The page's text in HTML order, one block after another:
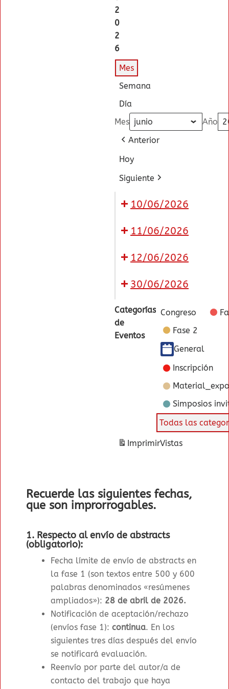
2
0
2
6
Mes
Semana
Día
Mes
Año
Anterior
Hoy
Siguiente
10/06/2026
11/06/2026
12/06/2026
30/06/2026
Categorías
de
Eventos
Congreso
Fase 2
General
Inscripción
Simposios
Todas las
ImprimirVistas
Recuerde las siguientes fechas,
que son improrrogables.
1. Respecto al envío de abstracts
(obligatorio):
Fecha límite de envío de abstracts en
la fase 1 (son textos entre 500 y 600
palabras denominados «resúmenes
ampliados»): 28 de abril de 2026.
Notificación de aceptación/rechazo
(envíos fase 1):continua. En los
siguientes tres días después del envío
se notificará evaluación.
Reenvío por parte del autor/a de
contacto del trabajo que haya